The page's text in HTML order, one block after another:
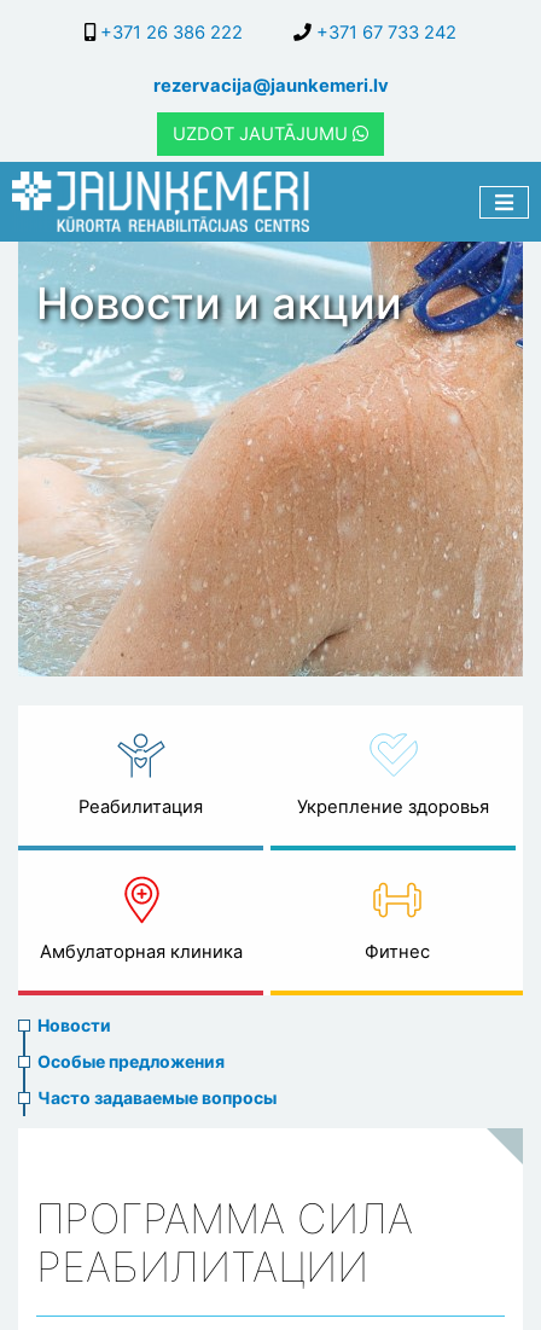
основному
содержанию
+371 26 386 222 +371 67 733 242
rezervacija@jaunkemeri.lv
UZDOT JAUTĀJUMU
Новости и акции
Реабилитация Укрепление здоровья
Амбулаторная клиника Фитнес
News
menu
Новости
Особые предложения
Часто задаваемые вопросы
ПРОГРАММА СИЛА
РЕАБИЛИТАЦИИ